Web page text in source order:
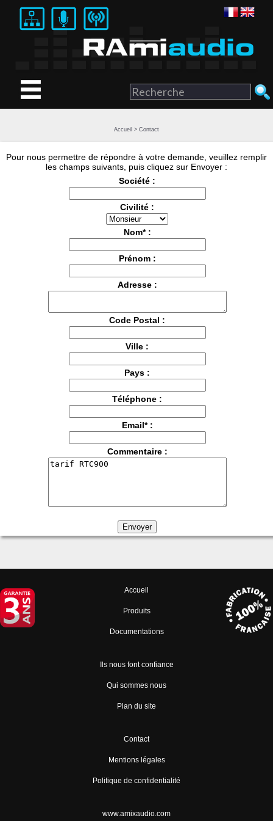
Accueil > Contact
Pour nous permettre de répondre à votre demande, veuillez remplir
les champs suivants, puis cliquez sur Envoyer :
Société :
Civilité :
Nom* :
Prénom :
Adresse :
Code Postal :
Ville :
Pays :
Téléphone :
Email* :
Commentaire :
Accueil
Produits
Documentations
Ils nous font confiance
Qui sommes nous
Plan du site
Contact
Mentions légales
Politique de confidentialité
www.amixaudio.com